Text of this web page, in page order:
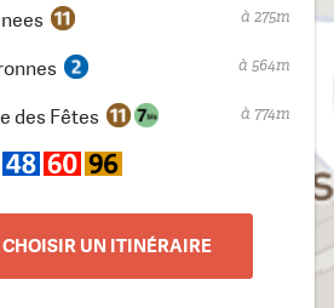
à 275m
à 564m
des Fêtes à 774m
CHOISIR UN ITINÉRAIRE